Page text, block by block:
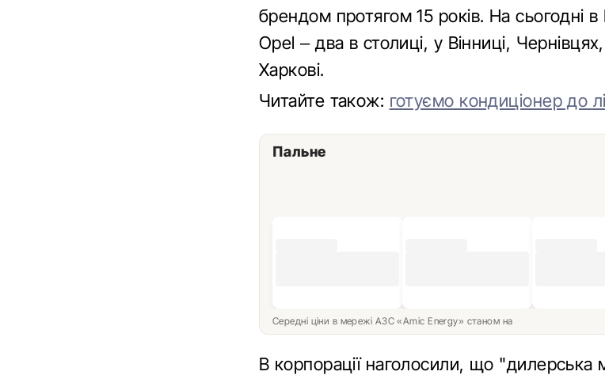
брендом протягом 15 років. На сьогодні в
Opel – два в столиці, у Вінниці,
Харкові.
Читайте також: готуємо кондиціонер до
Пальне
Середні ціни в мережі АЗС «Amic Energy» станом на
В корпорації наголосили, що "дилерська